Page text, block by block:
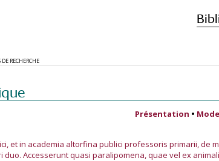
DE RECHERCHE
Présentation •
et in academia altorfina publici professoris primarii, de
duo. Accesserunt quasi paralipomena, quae vel ex